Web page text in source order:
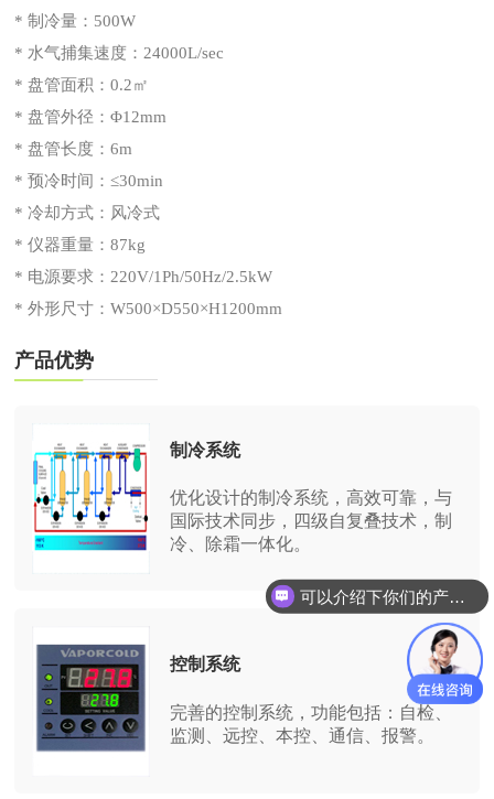
* 制冷量：500W
* 水气捕集速度：24000L/sec
* 盘管面积：0.2㎡
* 盘管外径：Φ12mm
* 盘管长度：6m
* 预冷时间：≤30min
* 冷却方式：风冷式
* 仪器重量：87kg
* 电源要求：220V/1Ph/50Hz/2.5kW
* 外形尺寸：W500×D550×H1200mm
产品优势
制冷系统
优化设计的制冷系统，高效可靠，与
国际技术同步，四级自复叠技术，制
冷、除霜一体化。
控制系统
完善的控制系统，功能包括：自检、
监测、远控、本控、通信、报警。
可以介绍下你们的产品么？